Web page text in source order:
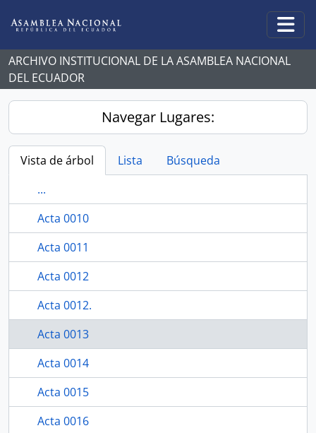
ARCHIVO INSTITUCIONAL DE LA ASAMBLEA NACIONAL
DEL ECUADOR
Navegar Lugares:
Vista de árbol Lista
Búsqueda
...
Acta 0010
Acta 0011
Acta 0012
Acta 0012.
Acta 0013
Acta 0014
Acta 0015
Acta 0016